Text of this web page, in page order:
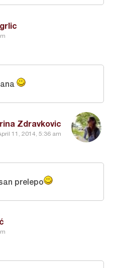
Zdravkovic
11, 2014, 5:36 am
prelepo